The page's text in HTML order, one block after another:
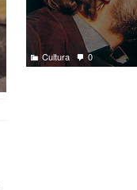
Cultura 0